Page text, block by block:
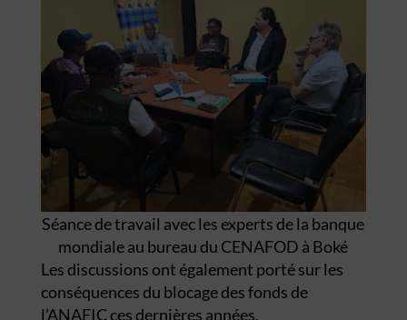
Séance de travail avec les experts de la banque
mondiale au bureau du CENAFOD à Boké
Les discussions ont également porté sur les
conséquences du blocage des fonds de
l’ANAFIC ces dernières années.